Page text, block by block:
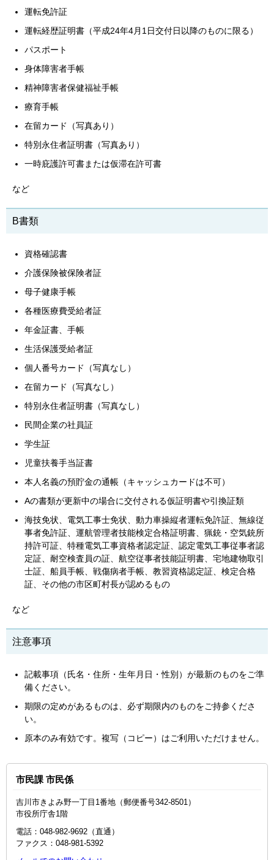
運転免許証
運転経歴証明書（平成24年4月1日交付日以降のものに限る）
パスポート
身体障害者手帳
精神障害者保健福祉手帳
療育手帳
在留カード（写真あり）
特別永住者証明書（写真あり）
一時庇護許可書または仮滞在許可書
など
B書類
資格確認書
介護保険被保険者証
母子健康手帳
各種医療費受給者証
年金証書、手帳
生活保護受給者証
個人番号カード（写真なし）
在留カード（写真なし）
特別永住者証明書（写真なし）
民間企業の社員証
学生証
児童扶養手当証書
本人名義の預貯金の通帳（キャッシュカードは不可）
Aの書類が更新中の場合に交付される仮証明書や引換証類
海技免状、電気工事士免状、動力車操縦者運転免許証、無線従
事者免許証、運航管理者技能検定合格証明書、猟銃・空気銃所
持許可証、特種電気工事資格者認定証、認定電気工事従事者認
定証、耐空検査員の証、航空従事者技能証明書、宅地建物取引
士証、船員手帳、戦傷病者手帳、教習資格認定証、検定合格
証、その他の市区町村長が認めるもの
など
注意事項
記載事項（氏名・住所・生年月日・性別）が最新のものをご準
備ください。
期限の定めがあるものは、必ず期限内のものをご持参くださ
い。
原本のみ有効です。複写（コピー）はご利用いただけません。
市民課 市民係
吉川市きよみ野一丁目1番地（郵便番号342-8501）
市役所庁舎1階
電話：048‐982‐9692（直通）
ファクス：048‐981‐5392